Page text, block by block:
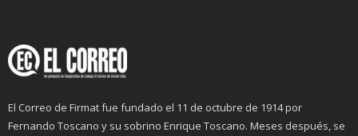
El Correo de Firmat fue fundado el 11 de octubre de 1914 por
Fernando Toscano y su sobrino Enrique Toscano. Meses después, se